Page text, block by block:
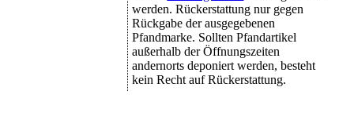
werden. Rückerstattung nur gegen
Rückgabe der ausgegebenen
Pfandmarke. Sollten Pfandartikel
außerhalb der Öffnungszeiten
andernorts deponiert werden, besteht
kein Recht auf Rückerstattung.